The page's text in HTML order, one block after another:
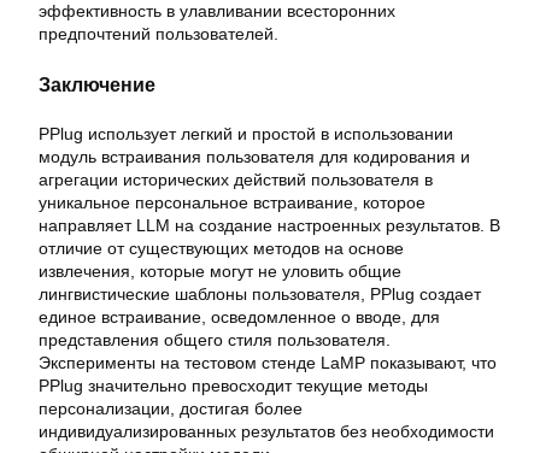
эффективность в улавливании всесторонних
предпочтений пользователей.
Заключение
PPlug использует легкий и простой в использовании
модуль встраивания пользователя для кодирования и
агрегации исторических действий пользователя в
уникальное персональное встраивание, которое
направляет LLM на создание настроенных результатов. В
отличие от существующих методов на основе
извлечения, которые могут не уловить общие
лингвистические шаблоны пользователя, PPlug создает
единое встраивание, осведомленное о вводе, для
представления общего стиля пользователя.
Эксперименты на тестовом стенде LaMP показывают, что
PPlug значительно превосходит текущие методы
персонализации, достигая более
индивидуализированных результатов без необходимости